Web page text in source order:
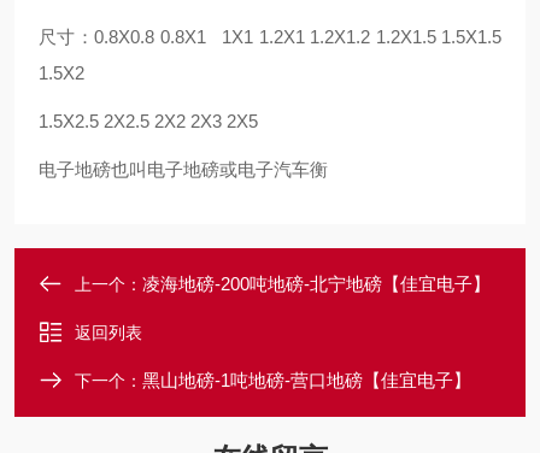
尺寸：0.8X0.8 0.8X1 1X1 1.2X1 1.2X1.2 1.2X1.5 1.5X1.5
1.5X2
1.5X2.5 2X2.5 2X2 2X3 2X5
电子地磅也叫电子地磅或电子汽车衡
上一个： 凌海地磅-200吨地磅-北宁地磅【佳宜电子】
返回列表
下一个： 黑山地磅-1吨地磅-营口地磅【佳宜电子】